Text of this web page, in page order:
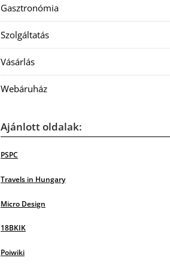
Gasztronómia
Szolgáltatás
Vásárlás
Webáruház
Ajánlott oldalak:
PSPC
Travels in Hungary
Micro Design
18BKIK
Poiwiki